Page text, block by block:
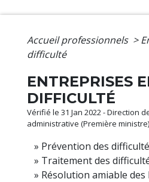
Accueil professionnels >
difficulté
ENTREPRISES
DIFFICULTÉ
Vérifié le 31 Jan 2022 - Direction
administrative (Première ministre)
Prévention des
Traitement des
Résolution amiable des